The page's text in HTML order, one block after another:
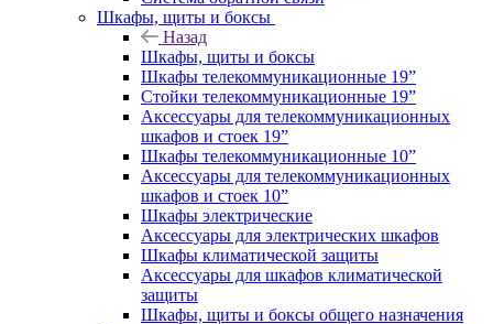
Шкафы, щиты и боксы
Назад
Шкафы, щиты и боксы
Шкафы телекоммуникационные 19”
Стойки телекоммуникационные 19”
Аксессуары для телекоммуникационных
шкафов и стоек 19”
Шкафы телекоммуникационные 10”
Аксессуары для телекоммуникационных
шкафов и стоек 10”
Шкафы электрические
Аксессуары для электрических шкафов
Шкафы климатической защиты
Аксессуары для шкафов климатической
защиты
Шкафы, щиты и боксы общего назначения